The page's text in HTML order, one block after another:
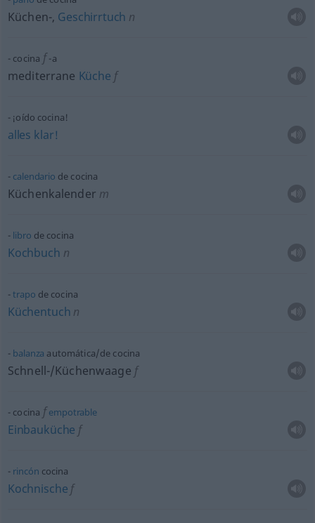
Küchen-, Geschirrtuch n
cocina f -a
mediterrane Küche f
¡oído cocina!
alles klar!
calendario de cocina
Küchenkalender m
libro de cocina
Kochbuch n
trapo de cocina
Küchentuch n
balanza automática/de cocina
Schnell-/Küchenwaage f
cocina f empotrable
Einbauküche f
rincón cocina
Kochnische f